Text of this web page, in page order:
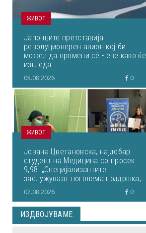
ЖИВОТ
Јапонците претставија
револуционерен авион кој би
можел да промени сѐ - еве како ќе
изгледа
05.08.2026 0
ЖИВОТ
Јована Цветановска, најдобар
студент на Медицина со просек
9,98: „Специјализантите
заслужуваат поголема поддршка,
почит и можности за
професионален развој“
07.08.2026 0
ИЗДВОЈУВАМЕ